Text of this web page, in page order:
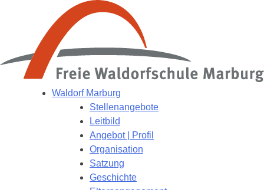
Waldorf Marburg
Stellenangebote
Leitbild
Angebot | Profil
Organisation
Satzung
Geschichte